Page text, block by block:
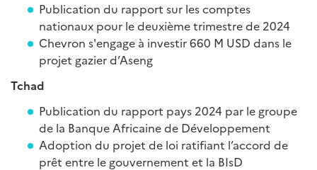
Publication du rapport sur les comptes
nationaux pour le deuxième trimestre de 2024
Chevron s'engage à investir 660 M USD dans le
projet gazier d’Aseng
Tchad
Publication du rapport pays 2024 par le groupe
de la Banque Africaine de Développement
Adoption du projet de loi ratifiant l’accord de
prêt entre le gouvernement et la BIsD